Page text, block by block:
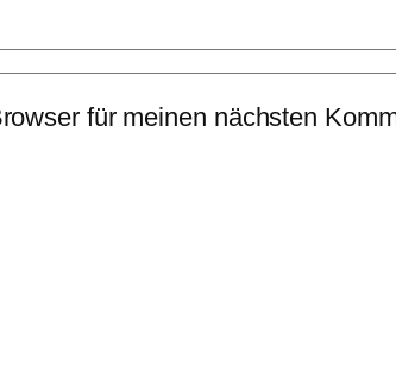
für meinen nächsten